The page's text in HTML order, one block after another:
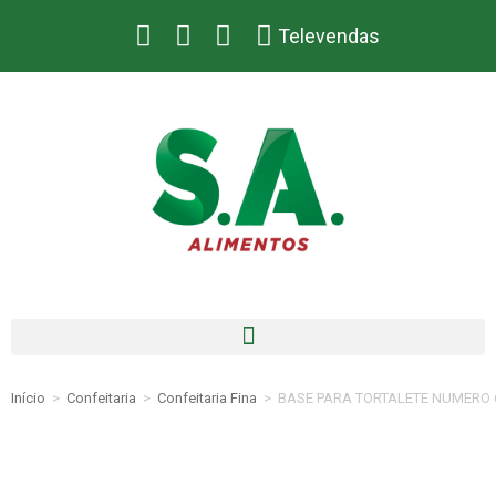
Televendas
Início > Confeitaria > Confeitaria Fina > BASE PARA TORTALETE NUMERO